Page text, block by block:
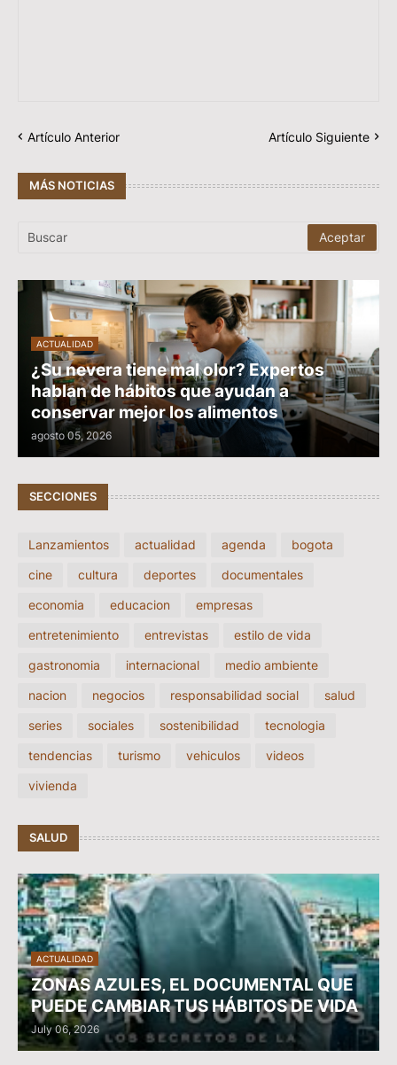
Artículo Anterior Artículo Siguiente
MÁS NOTICIAS
ACTUALIDAD
¿Su nevera tiene mal olor? Expertos
hablan de hábitos que ayudan a
conservar mejor los alimentos
agosto 05, 2026
SECCIONES
Lanzamientos actualidad agenda
bogota
cine
cultura deportes
documentales
economia
educacion
empresas
entretenimiento
entrevistas
estilo de vida
gastronomia
internacional
medio ambiente
nacion
negocios responsabilidad social
salud
series
sociales sostenibilidad
tecnologia
tendencias
turismo vehiculos
videos
vivienda
SALUD
ACTUALIDAD
ZONAS AZULES, EL DOCUMENTAL QUE
PUEDE CAMBIAR TUS HÁBITOS DE VIDA
July 06, 2026